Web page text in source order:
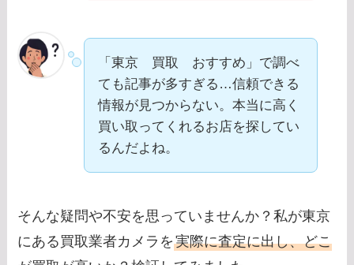
「東京 買取 おすすめ」で調べ
ても記事が多すぎる…信頼できる
情報が見つからない。本当に高く
買い取ってくれるお店を探してい
るんだよね。
そんな疑問や不安を思っていませんか？私が東京
にある買取業者カメラを実際に査定に出し、どこ